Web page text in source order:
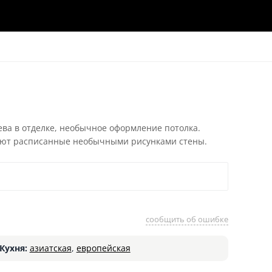
в отделке, необычное оформление потолка.
расписанные необычными рисунками стены.
сообщить об ошибке
азиатская, европейская